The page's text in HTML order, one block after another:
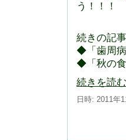
う！！！
続きの記事
◆「歯周病
◆「秋の食
続きを読
日時: 2011年